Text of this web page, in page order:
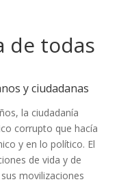
de todas
y ciudadanas
la ciudadanía
corrupto que hacía
y en lo político. El
de vida y de
movilizaciones